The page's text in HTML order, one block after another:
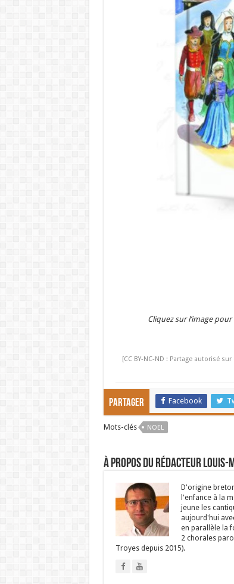
Cliquez sur l’image
[CC BY-NC-ND : Partage autorisé
Partager Facebook
Mots-clés NOËL
À propos du rédacteur Louis-
D'origine
l'enfance à la
jeune les
aujourd'hui
en parallèle la
2 chorales
Troyes depuis 2015).